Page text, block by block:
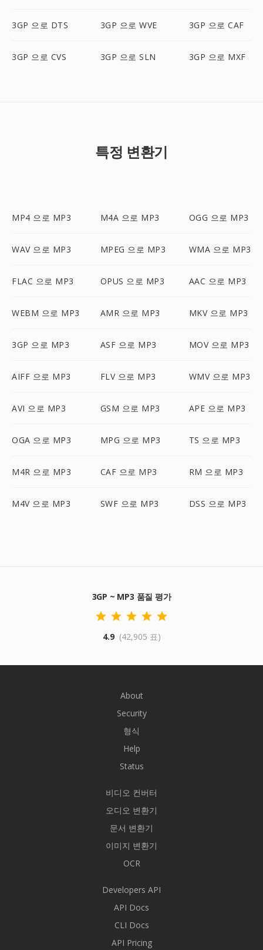
3GP 으로 DTS 3GP 으로 WVE 3GP 으로 CAF
3GP 으로 CVS 3GP 으로 SLN 3GP 으로 MXF
특정 변환기
MP4 으로 MP3 M4A 으로 MP3 OGG 으로 MP3
WAV 으로 MP3 MPEG 으로 MP3 WMA 으로 MP3
FLAC 으로 MP3 OPUS 으로 MP3 AAC 으로 MP3
WEBM 으로 MP3 AMR 으로 MP3 MKV 으로 MP3
3GP 으로 MP3 ASF 으로 MP3 MOV 으로 MP3
AIFF 으로 MP3 FLV 으로 MP3 WMV 으로 MP3
AVI 으로 MP3 GSM 으로 MP3 APE 으로 MP3
OGA 으로 MP3 MPG 으로 MP3 TS 으로 MP3
M4R 으로 MP3 CAF 으로 MP3 RM 으로 MP3
M4V 으로 MP3 SWF 으로 MP3 DSS 으로 MP3
3GP ~ MP3 품질 평가
4.9 (42,905 표)
About
Security
형식
Help
Status
비디오 컨버터
오디오 변환기
문서 변환기
이미지 변환기
OCR
Developers API
API Docs
CLI Docs
API Pricing